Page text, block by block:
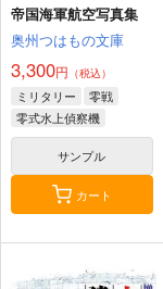
帝国海軍航空写真集
奥州つはもの文庫
3,300円 （税込）
ミリタリー
零戦
零式水上偵察機
サンプル
カート